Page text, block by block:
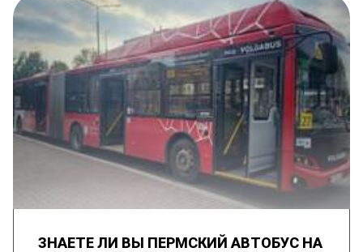
ЗНАЕТЕ ЛИ ВЫ ПЕРМСКИЙ АВТОБУС НА